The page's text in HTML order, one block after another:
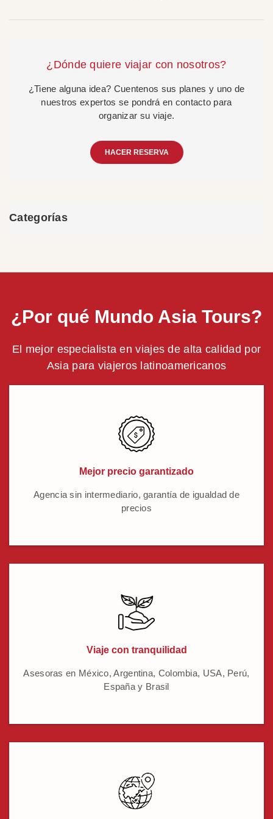
¿Dónde quiere viajar con nosotros?
¿Tiene alguna idea? Cuentenos sus planes y uno de
nuestros expertos se pondrá en contacto para
organizar su viaje.
HACER RESERVA
Categorías
¿Por qué Mundo Asia Tours?
El mejor especialista en viajes de alta calidad por
Asia para viajeros latinoamericanos
Mejor precio garantizado
Agencia sin intermediario, garantía de igualdad de
precios
Viaje con tranquilidad
Asesoras en México, Argentina, Colombia, USA, Perú,
España y Brasil